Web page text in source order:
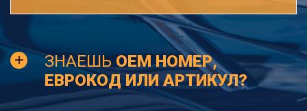
ЗНАЕШЬ OEM НОМЕР,
ЕВРОКОД ИЛИ АРТИКУЛ?